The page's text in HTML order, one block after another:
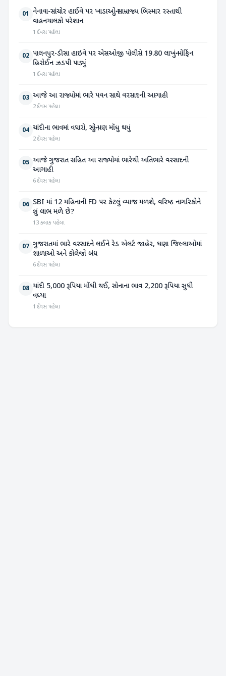
01 નેનાવા-સાંચોર હાઈવે પર ખાડાઓનું સામ્રાજ્ય બિસ્માર રસ્તાથી
વાહનચાલકો પરેશાન
1 દિવસ પહેલા
02 પાલનપુર-ડીસા હાઇવે પર એસઓજી પોલીસે 19.80 લાખનું મોર્ફિન
હિરોઈન ઝડપી પાડ્યું
1 દિવસ પહેલા
03 આજે આ રાજ્યોમાં ભારે પવન સાથે વરસાદની આગાહી
2 દિવસ પહેલા
04 ચાંદીના ભાવમાં વધારો, સોનું પણ મોંઘુ થયું
2 દિવસ પહેલા
05 આજે ગુજરાત સહિત આ રાજ્યોમાં ભારેથી અતિભારે વરસાદની
આગાહી
6 દિવસ પહેલા
06 SBI માં 12 મહિનાની FD પર કેટલું વ્યાજ મળશે, વરિષ્ઠ નાગરિકોને
શું લાભ મળે છે?
13 કલાક પહેલા
07 ગુજરાતમાં ભારે વરસાદને લઈને રેડ એલર્ટ જાહેર, ઘણા જિલ્લાઓમાં
શાળાઓ અને કોલેજો બંધ
6 દિવસ પહેલા
08 ચાંદી 5,000 રૂપિયા મોંઘી થઈ, સોનાના ભાવ 2,200 રૂપિયા સુધી
વધ્યા
1 દિવસ પહેલા